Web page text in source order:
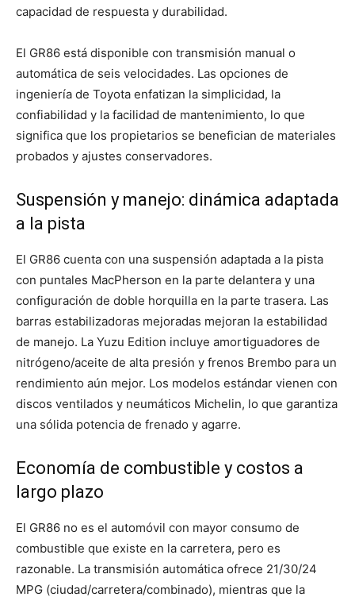
capacidad de respuesta y durabilidad.
El GR86 está disponible con transmisión manual o
automática de seis velocidades. Las opciones de
ingeniería de Toyota enfatizan la simplicidad, la
confiabilidad y la facilidad de mantenimiento, lo que
significa que los propietarios se benefician de materiales
probados y ajustes conservadores.
Suspensión y manejo: dinámica adaptada
a la pista
El GR86 cuenta con una suspensión adaptada a la pista
con puntales MacPherson en la parte delantera y una
configuración de doble horquilla en la parte trasera. Las
barras estabilizadoras mejoradas mejoran la estabilidad
de manejo. La Yuzu Edition incluye amortiguadores de
nitrógeno/aceite de alta presión y frenos Brembo para un
rendimiento aún mejor. Los modelos estándar vienen con
discos ventilados y neumáticos Michelin, lo que garantiza
una sólida potencia de frenado y agarre.
Economía de combustible y costos a
largo plazo
El GR86 no es el automóvil con mayor consumo de
combustible que existe en la carretera, pero es
razonable. La transmisión automática ofrece 21/30/24
MPG (ciudad/carretera/combinado), mientras que la